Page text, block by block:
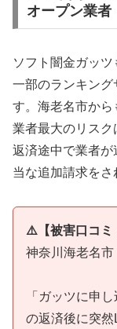
オープン業者
ソフト闇金ガッツ
一部のランキング
す。海老名市から
業者最大のリスク
返済途中で業者
当な追加請求をさ
⚠️【被害口コミ
神奈川海老名
「ガッツに申
の返済後に突